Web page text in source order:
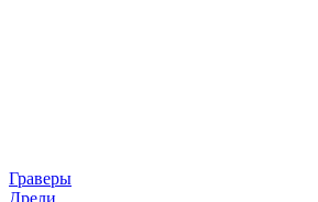
Граверы
Дрели